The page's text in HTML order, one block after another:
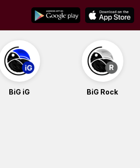
BiG iG BiG Rock